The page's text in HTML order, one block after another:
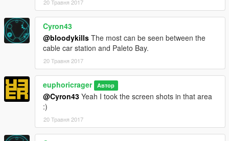
20 Травня 2017
Cyron43
@bloodykills The most can be seen between the
cable car station and Paleto Bay.
20 Травня 2017
euphoricrager Автор
@Cyron43 Yeah I took the screen shots in that area
:)
20 Травня 2017